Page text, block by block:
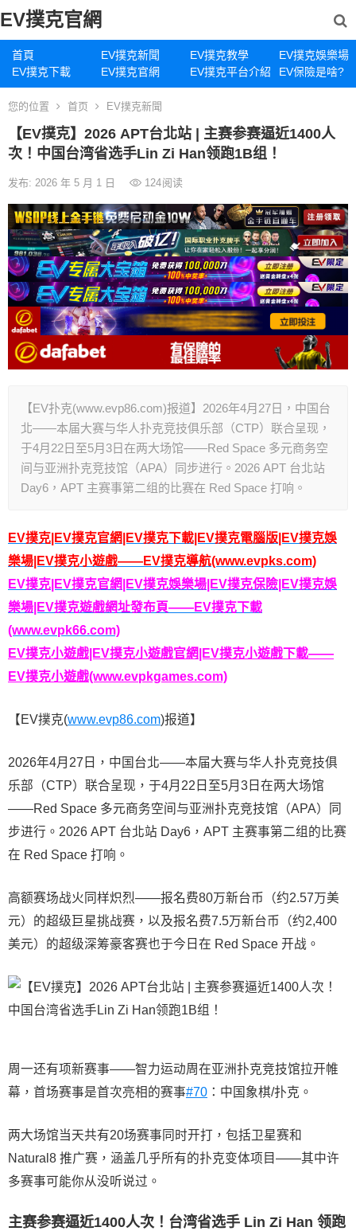
EV撲克官網
首頁 EV撲克新聞 EV撲克教學
EV撲克娛樂場
EV撲克下載
EV撲克官網 EV撲克平台介紹 EV保險是啥?
您的位置 首页 EV撲克新聞
【EV撲克】​2026 APT台北站 | 主赛参赛逼近1400人
次！中国台湾省选手Lin Zi Han领跑1B组！
发布: 2026 年 5 月 1 日 124阅读
【EV扑克(www.evp86.com)报道】2026年4月27日，中国台
北——本届大赛与华人扑克竞技俱乐部（CTP）联合呈现，
于4月22日至5月3日在两大场馆——Red Space 多元商务空
间与亚洲扑克竞技馆（APA）同步进行。2026 APT 台北站
Day6，APT 主赛事第二组的比赛在 Red Space 打响。
EV撲克|EV撲克官網|EV撲克下載|EV撲克電腦版|EV撲克娛
樂場|EV撲克小遊戲——EV撲克導航(www.evpks.com)
EV撲克|EV撲克官網|EV撲克娛樂場|EV撲克保險|EV撲克娛
樂場|EV撲克遊戲網址發布頁——EV撲克下載
(www.evpk66.com)
EV撲克小遊戲|EV撲克小遊戲官網|EV撲克小遊戲下載——
EV撲克小遊戲(www.evpkgames.com)
【EV撲克(www.evp86.com)报道】
2026年4月27日，中国台北——本届大赛与华人扑克竞技俱
乐部（CTP）联合呈现，于4月22日至5月3日在两大场馆
——Red Space 多元商务空间与亚洲扑克竞技馆（APA）同
步进行。2026 APT 台北站 Day6，APT 主赛事第二组的比赛
在 Red Space 打响。
高额赛场战火同样炽烈——报名费80万新台币（约2.57万美
元）的超级巨星挑战赛，以及报名费7.5万新台币（约2,400
美元）的超级深筹豪客赛也于今日在 Red Space 开战。
周一还有项新赛事——智力运动周在亚洲扑克竞技馆拉开帷
幕，首场赛事是首次亮相的赛事#70 ：中国象棋/扑克。
两大场馆当天共有20场赛事同时开打，包括卫星赛和
Natural8 推广赛，涵盖几乎所有的扑克变体项目——其中许
多赛事可能你从没听说过。
主赛参赛逼近1400人次！台湾省选手 Lin Zi Han 领跑